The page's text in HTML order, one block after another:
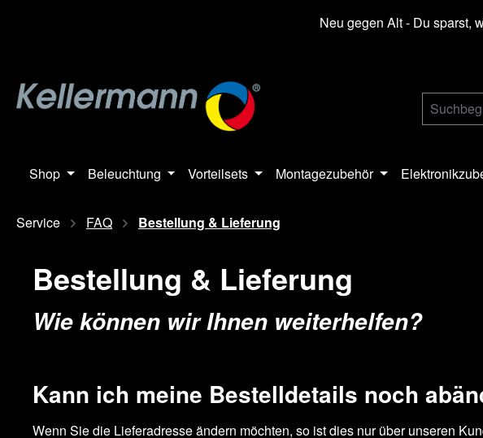
Neu gegen Alt - Du sparst,
Shop Beleuchtung Vorteilsets Montagezubehör
Service FAQ Bestellung & Lieferung
Bestellung & Lieferung
Wie können wir Ihnen weiterhelfen?
Kann ich meine Bestelldetails noch
Wenn Sie die Lieferadresse ändern möchten, so ist dies nur über unseren